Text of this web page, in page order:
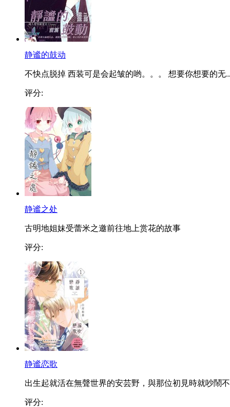
静谧的鼓动
不快点脱掉 西装可是会起皱的哟。。。 想要你想要的无
评分:
静谧之处
古明地姐妹受蕾米之邀前往地上赏花的故事
评分:
静谧恋歌
出生起就活在無聲世界的安芸野，與那位初見時就吵鬧
评分: